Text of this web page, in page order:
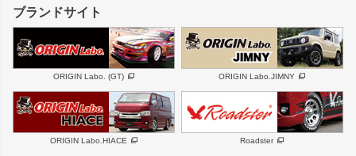
GS350
SC
スバル 三菱
デリカ D:5
軽自動車 汎用
ボンネット
フェンダー
サイドパーツ
リアゲート
メンテナンスパーツ
ハイエースパーツ
ホイール
DAYTONA-RS
DAYTONA-RS NEO
エアロシリーズ
ブランドサイト
ORIGIN Labo. (GT) ORIGIN Labo.JIMNY
ORIGIN Labo.HIACE Roadster